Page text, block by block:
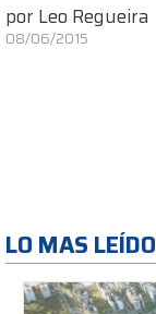
por Leo Regueira
08/06/2015
LO MAS LEÍDO